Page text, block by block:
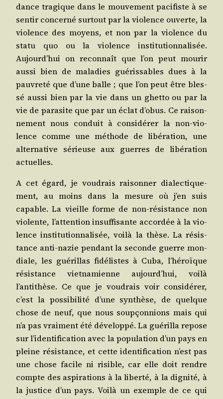
dance tra­gique dans le mou­ve­ment paci­fiste à se
sen­tir concer­né sur­tout par la vio­lence ouverte, la
vio­lence des moyens, et non par la vio­lence du
sta­tu quo ou la vio­lence ins­ti­tu­tion­na­li­sée.
Aujourd’hui on recon­naît que l’on peut mou­rir
aus­si bien de mala­dies gué­ris­sables dues à la
pau­vre­té que d’une balle ; que l’on peut être bles­
sé aus­si bien par la vie dans un ghet­to ou par la
vie de para­site que par un éclat d’obus. Ce rai­son­
ne­ment nous conduit à consi­dé­rer la non-vio­
lence comme une méthode de libé­ra­tion, une
alter­na­tive sérieuse aux guerres de libé­ra­tion
actuelles.
A cet égard, je vou­drais rai­son­ner dia­lec­ti­que­
ment, au moins dans la mesure où j’en suis
capable. La vieille forme de non-résis­tance non
vio­lente, l’attention insuf­fi­sante accor­dée à la vio­
lence ins­ti­tu­tion­na­li­sée, voi­là la thèse. La résis­
tance anti-nazie pen­dant la seconde guerre mon­
diale, les gué­rillas fidé­listes à Cuba, l’héroïque
résis­tance viet­na­mienne aujourd’hui, voi­là
l’antithèse. Ce que je vou­drais voir consi­dé­rer,
c’est la pos­si­bi­li­té d’une syn­thèse, de quelque
chose de neuf, que nous soup­çon­nions mais qui
n’a pas vrai­ment été déve­lop­pé. La gué­rilla repose
sur l’identification avec la popu­la­tion d’un pays en
pleine résis­tance, et cette iden­ti­fi­ca­tion n’est pas
une chose facile ni risible, car elle doit rendre
compte des aspi­ra­tions à la liber­té, à la digni­té, à
la jus­tice d’un pays. Voi­là un exemple de ce qui